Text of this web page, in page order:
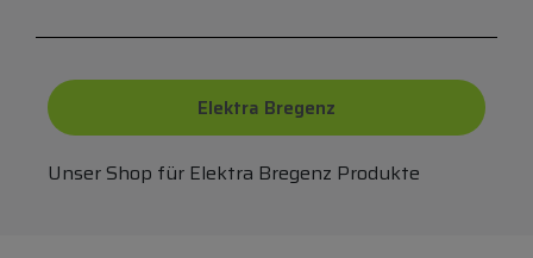
Elektra Bregenz
Unser Shop für Elektra Bregenz Produkte